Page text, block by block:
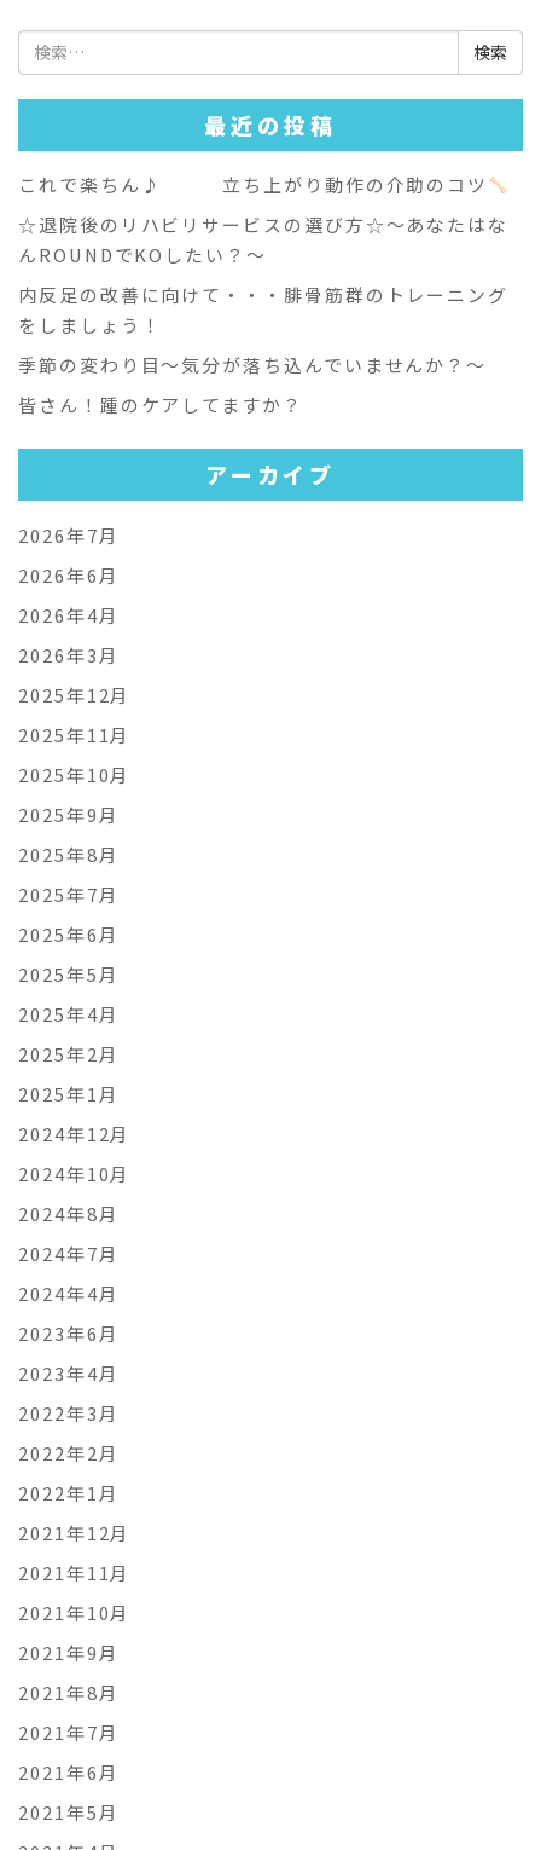
検
索:
最近の投稿
これで楽ちん♪ 立ち上がり動作の介助のコツ
☆退院後のリハビリサービスの選び方☆～あなたはな
んROUNDでKOしたい？～
内反足の改善に向けて・・・腓骨筋群のトレーニング
をしましょう！
季節の変わり目～気分が落ち込んでいませんか？～
皆さん！踵のケアしてますか？
アーカイブ
2026年7月
2026年6月
2026年4月
2026年3月
2025年12月
2025年11月
2025年10月
2025年9月
2025年8月
2025年7月
2025年6月
2025年5月
2025年4月
2025年2月
2025年1月
2024年12月
2024年10月
2024年8月
2024年7月
2024年4月
2023年6月
2023年4月
2022年3月
2022年2月
2022年1月
2021年12月
2021年11月
2021年10月
2021年9月
2021年8月
2021年7月
2021年6月
2021年5月